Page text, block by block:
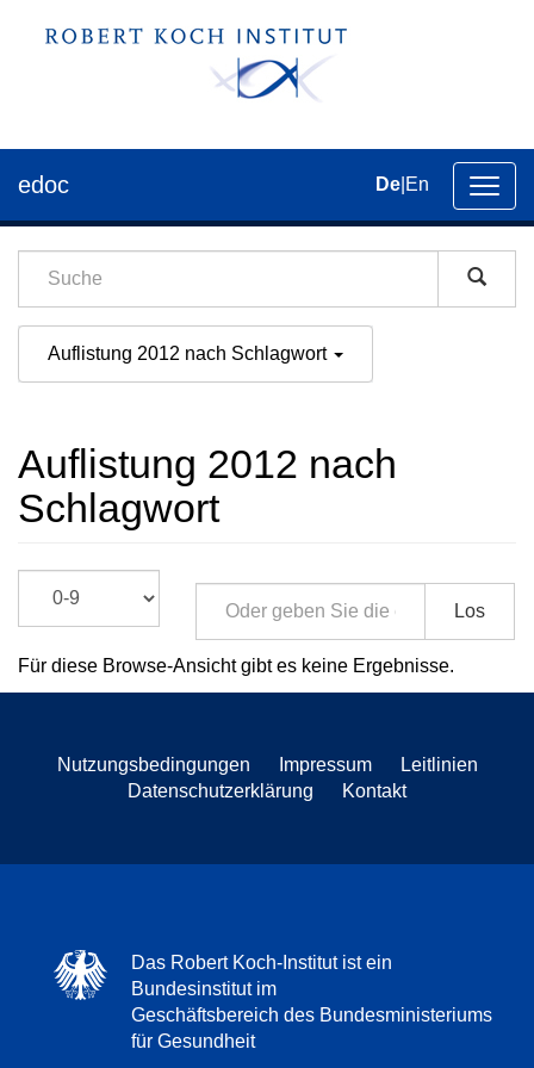
der
edoc De En
Auflistung 2012 nach Schlagwort
Auflistung 2012 nach
Schlagwort
Los
Für diese Browse-Ansicht gibt es keine Ergebnisse.
Nutzungsbedingungen Impressum
Leitlinien
Datenschutzerklärung
Kontakt
Das Robert Koch-Institut ist ein
Bundesinstitut im
Geschäftsbereich des Bundesministeriums
für Gesundheit